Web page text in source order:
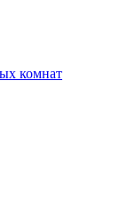
комнат